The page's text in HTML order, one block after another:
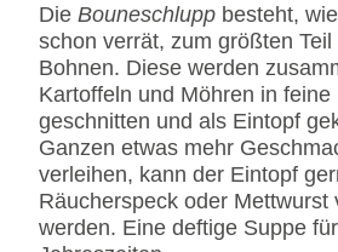
Die Bouneschlupp besteht,
schon verrät, zum größten Teil
Bohnen. Diese werden
Kartoffeln und Möhren in feine
geschnitten und als Eintopf
Ganzen etwas mehr
verleihen, kann der Eintopf
Räucherspeck oder Mettwurst
werden. Eine deftige Suppe